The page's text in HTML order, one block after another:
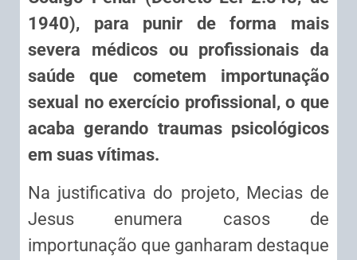
1940), para punir de forma mais
severa médicos ou profissionais da
saúde que cometem importunação
sexual no exercício profissional, o que
acaba gerando traumas psicológicos
em suas vítimas.
Na justificativa do projeto, Mecias de
Jesus enumera casos de
importunação que ganharam destaque